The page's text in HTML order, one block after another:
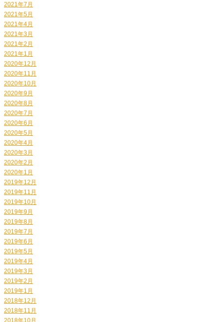
2021年7月
2021年5月
2021年4月
2021年3月
2021年2月
2021年1月
2020年12月
2020年11月
2020年10月
2020年9月
2020年8月
2020年7月
2020年6月
2020年5月
2020年4月
2020年3月
2020年2月
2020年1月
2019年12月
2019年11月
2019年10月
2019年9月
2019年8月
2019年7月
2019年6月
2019年5月
2019年4月
2019年3月
2019年2月
2019年1月
2018年12月
2018年11月
2018年10月